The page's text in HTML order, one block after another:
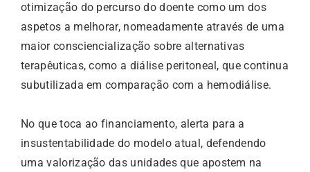
otimização do percurso do doente como um dos
aspetos a melhorar, nomeadamente através de uma
maior consciencialização sobre alternativas
terapêuticas, como a diálise peritoneal, que continua
subutilizada em comparação com a hemodiálise.
No que toca ao financiamento, alerta para a
insustentabilidade do modelo atual, defendendo
uma valorização das unidades que apostem na